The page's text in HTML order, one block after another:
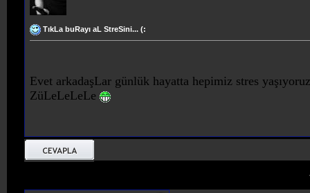
TıkLa buRayı aL StreSini... (:
Evet arkadaşLar günlük hayatta hepimiz stres
ZüLeLeLeLe